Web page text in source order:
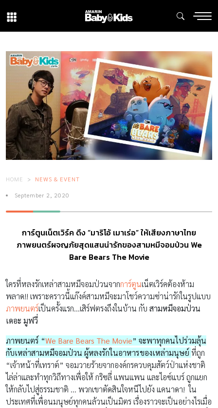
HOME NEWS & EVENT
September 2, 2020
การ์ตูนเน็ตเวิร์ค ดึง “มาริโอ้ เมาเร่อ” ให้เสียงภาษาไทย
ภาพยนตร์ผจญภัยสุดแสนน่ารักของสามหมีจอมป่วน We
Bare Bears The Movie
ใครที่หลงรักเหล่าสามหมีจอมป่วนจากการ์ตูนเน็ตเวิร์คต้องห้าม
พลาด!! เพราะคราวนี้แก๊งค์สามหมีจะมาโชว์ความซ่าน่ารักในรูปแบบ
ภาพยนตร์เป็นครั้งแรก…เสิร์ฟตรงถึงในบ้าน กับ สามหมีจอมป่วน
เดอะ มูฟวี่
ภาพยนตร์ “We Bare Bears The Movie” จะพาทุกคนไปร่วมลุ้น
กับเหล่าสามหมีจอมป่วน ผู้หลงรักในอาหารของเหล่ามนุษย์ ที่ถูก
“เจ้าหน้าที่เทราต์” จอมวายร้ายจากองค์กรควบคุมสัตว์ป่าแห่งชาติ
ไล่ล่าและทำทุกวิถีทางเพื่อให้ กริซลี่ แพนแพน และไอซ์แบร์ ถูกแยก
ให้กลับไปสู่ธรรมชาติ … พวกเขาตัดสินใจหนีไปยัง แคนาดา! ใน
ประเทศที่เพื่อนมนุษย์ทุกคนล้วนเป็นมิตร เรื่องราวจะเป็นอย่างไรเมื่อ